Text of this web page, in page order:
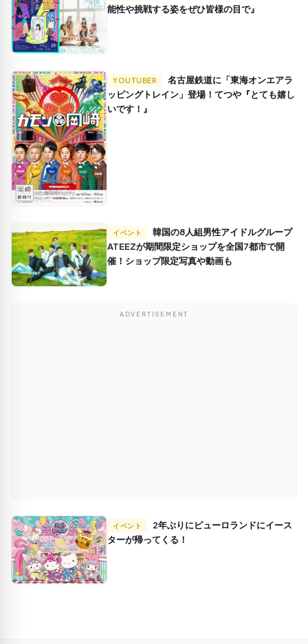
能性や挑戦する姿をぜひ皆様の目で』
YOUTUBER
ッピングトレイン」登場！てつや『とても嬉し
いです！』
イベント
ATEEZが期間限定ショップを全国7都市で開
催！ショップ限定写真や動画も
ADVERTISEMENT
イベント
ターが帰ってくる！